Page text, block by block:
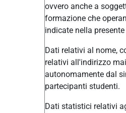
ovvero anche a
formazione che
indicate nella
Dati relativi al nome,
relativi all'indirizzo
autonomamente dal
partecipanti studenti.
Dati statistici relativi